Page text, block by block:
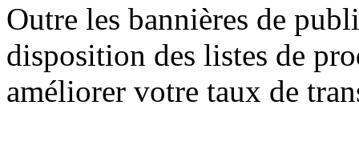
Outre les bannières de
disposition des listes de
améliorer votre taux de